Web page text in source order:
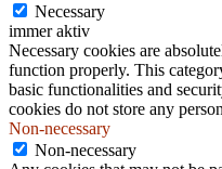
Necessary
immer aktiv
Necessary cookies are
function properly. This
basic functionalities and
cookies do not store any
Non-necessary
Non-necessary